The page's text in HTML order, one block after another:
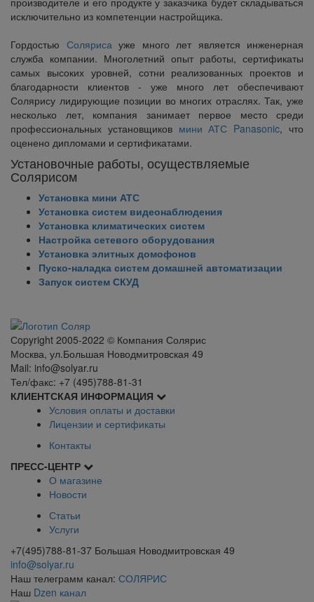
исключительно из компетенции настройщика.
Гордостью Соляриса уже много лет является инженерная
служба компании. Многолетний опыт работы, сертификаты
самых высоких уровней, сотни реализованных проектов и
благодарности клиентов - уже много лет обеспечивают
Солярису лидирующие позиции во многих отраслях. Так, уже
несколько лет, компания занимает первое место среди
профессиональных установщиков мини АТС Panasonic, что
оценено дипломами и сертификатами.
Установочные работы, осуществляемые
Солярисом
Установка мини АТС
Установка систем видеонаблюдения
Установка климатических систем
Настройка сетевого оборудования
Установка элитных домофонов
Пуско-наладка систем домашней автоматизации
Запуск систем СКУД
Сopyright 2005-2022 © Компания Солярис
Москва, ул.Большая Новодмитровская 49
Mail: info@solyar.ru
Тел/факс: +7 (495)788-81-31
КЛИЕНТСКАЯ ИНФОРМАЦИЯ
Условия оплаты и доставки
Лицензии и сертификаты
Контакты
ПРЕСС-ЦЕНТР
О магазине
Новости
Статьи
Услуги
+7(495)788-81-37 Большая Новодмитровская 49
info@solyar.ru
Наш телеграмм канал: СОЛЯРИС
Наш Dzen канал